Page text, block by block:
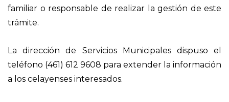
familiar o responsable de realizar la gestión de este
trámite.
La dirección de Servicios Municipales dispuso el
teléfono (461) 612 9608 para extender la información
a los celayenses interesados.